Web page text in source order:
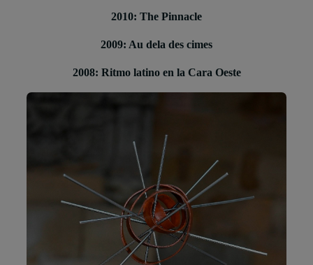
2010: The Pinnacle
2009: Au dela des cimes
2008: Ritmo latino en la Cara Oeste